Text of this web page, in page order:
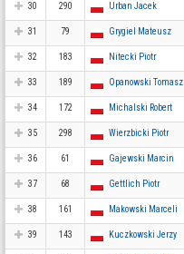
30 290 Urban Jacek
31 79 Grygiel Mateusz
32 183 Nitecki Piotr
33 189 Opanowski Tomasz
34 172 Michalski Robert
35 298 Wierzbicki Piotr
36 61 Gajewski Marcin
37 68 Gettlich Piotr
38 161 Makowski Marceli
39 143 Kuczkowski Jerzy